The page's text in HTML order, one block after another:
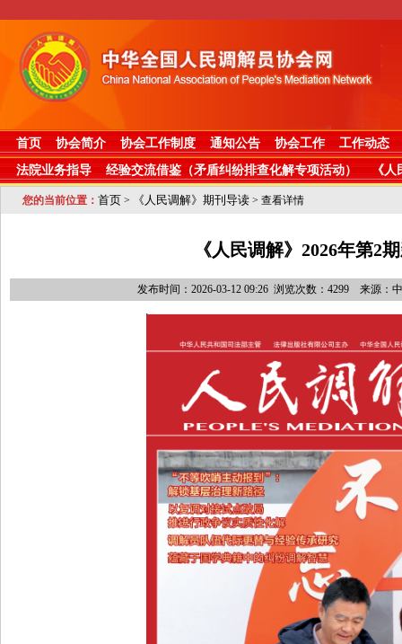
首页 协会简介 协会工作制度 通知公告 协会工作
工作动态
法院业务指导
经验交流借鉴（矛盾纠纷排查化解专项活动） 《
您的当前位置： 首页 > 《人民调解》期刊导读 > 查看详情
《人民调解》2026年第2
发布时间：2026-03-12 09:26 浏览次数：4299 来源：